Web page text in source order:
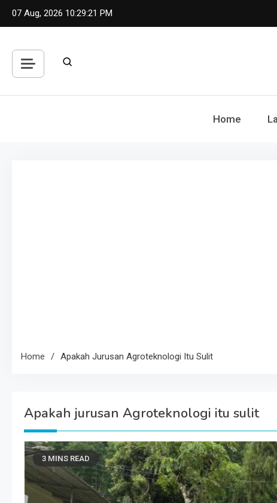
Skip
07 Aug, 2026 10:29:21 PM
Home
Home Apakah Jurusan Agroteknologi Itu Sulit
Apakah jurusan Agroteknologi itu sulit
3 MINS READ